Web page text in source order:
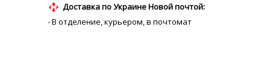
Доставка по Украине Новой почтой:
- В отделение, курьером, в почтомат